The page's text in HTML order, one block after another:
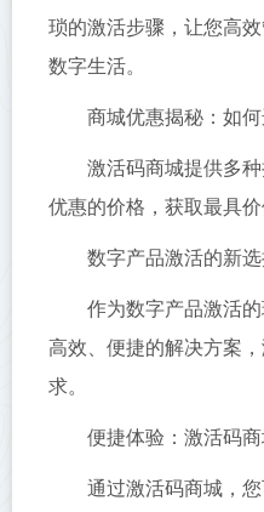
琐的激活步骤，让您高
数字生活。
商城优惠揭秘：如
激活码商城提供多
优惠的价格，获取最具价
数字产品激活的新选
作为数字产品激活
高效、便捷的解决方案
求。
便捷体验：激活码
通过激活码商城，